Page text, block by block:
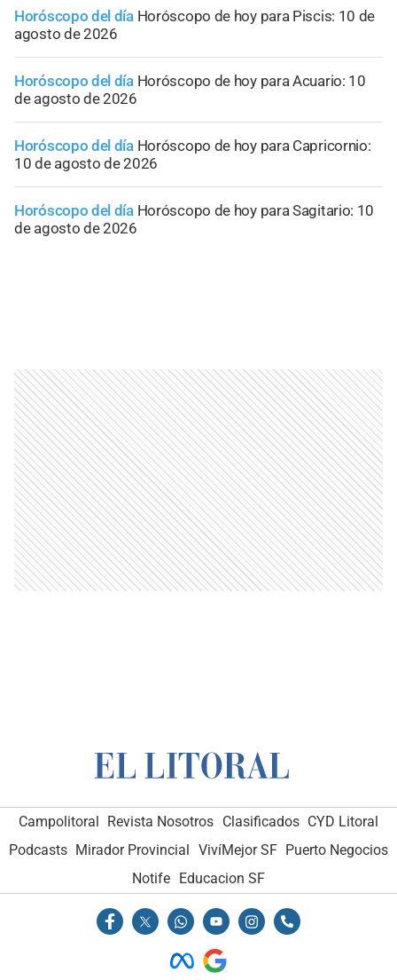
Horóscopo del día Horóscopo de hoy para Piscis: 10 de
agosto de 2026
Horóscopo del día Horóscopo de hoy para Acuario: 10
de agosto de 2026
Horóscopo del día Horóscopo de hoy para Capricornio:
10 de agosto de 2026
Horóscopo del día Horóscopo de hoy para Sagitario: 10
de agosto de 2026
Campolitoral Revista Nosotros Clasificados CYD Litoral
Podcasts Mirador Provincial VivíMejor SF Puerto Negocios
Notife Educacion SF